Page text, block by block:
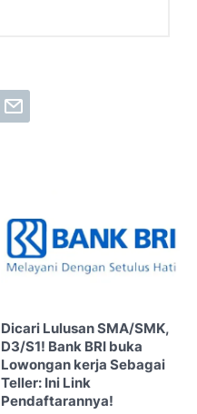
Dicari Lulusan SMA/SMK,
D3/S1! Bank BRI buka
Lowongan kerja Sebagai
Teller: Ini Link
Pendaftarannya!